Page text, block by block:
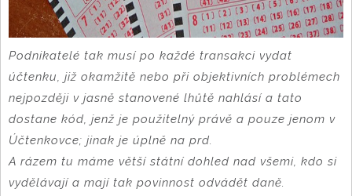
Podnikatelé tak musí po každé transakci vydat
účtenku, již okamžitě nebo při objektivních problémech
nejpozději v jasně stanovené lhůtě nahlásí a tato
dostane kód, jenž je použitelný právě a pouze jenom v
Účtenkovce; jinak je úplně na prd.
A rázem tu máme větší státní dohled nad všemi, kdo si
vydělávají a mají tak povinnost odvádět daně.